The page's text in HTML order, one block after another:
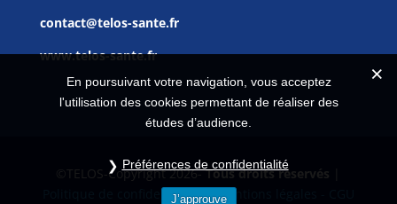
contact@telos-sante.fr
www.telos-sante.fr
©TELOS-Copyright 2026-Tous droits réservés
Politique de confidentialité |Mentions légales - CGU
En poursuivant votre navigation, vous acceptez
l'utilisation des cookies permettant de réaliser des
études d’audience.
Préférences de confidentialité
J’approuve